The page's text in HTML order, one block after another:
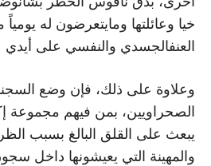
خيا وعائلتها ومايتعرضون له
العنفالجسدي والنفسي على أيدي
وعلاوة على ذلك، فإن وضع
الصحراويين، بمن فيهم مجموعة
يبعث على القلق البالغ بسبب
والمهينة التي يعيشونها داخل